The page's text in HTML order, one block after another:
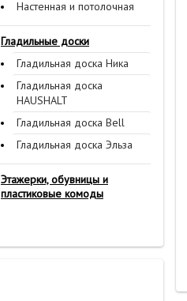
Настенная и потолочная
Гладильные доски
Гладильная доска Ника
Гладильная доска
HAUSHALT
Гладильная доска Bell
Гладильная доска Эльза
Этажерки, обувницы и
пластиковые комоды